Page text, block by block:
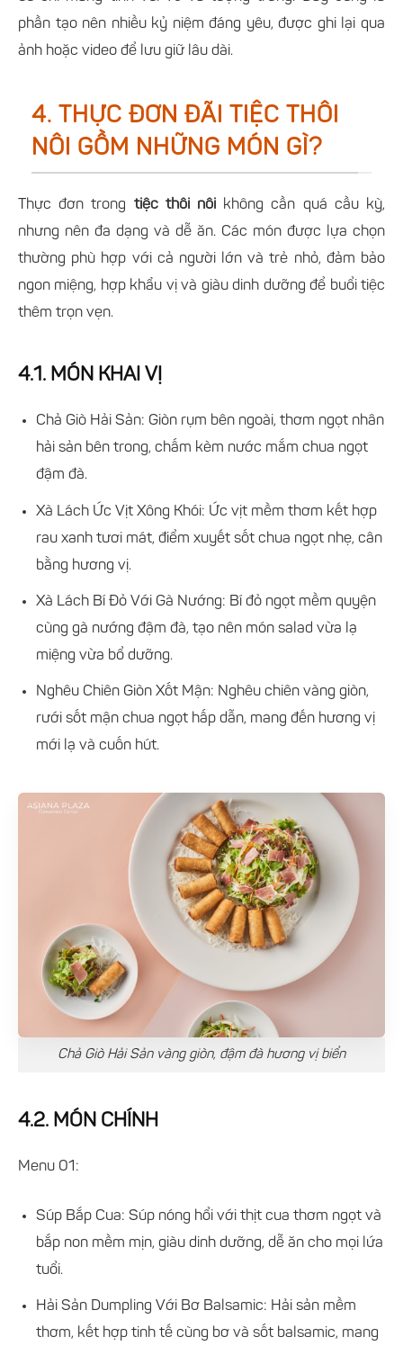
phần tạo nên nhiều kỷ niệm đáng yêu, được ghi lại qua
ảnh hoặc video để lưu giữ lâu dài.
4. THỰC ĐƠN ĐÃI TIỆC THÔI
NÔI GỒM NHỮNG MÓN GÌ?
Thực đơn trong tiệc thôi nôi không cần quá cầu kỳ,
nhưng nên đa dạng và dễ ăn. Các món được lựa chọn
thường phù hợp với cả người lớn và trẻ nhỏ, đảm bảo
ngon miệng, hợp khẩu vị và giàu dinh dưỡng để buổi tiệc
thêm trọn vẹn.
4.1. MÓN KHAI VỊ
Chả Giò Hải Sản: Giòn rụm bên ngoài, thơm ngọt nhân
hải sản bên trong, chấm kèm nước mắm chua ngọt
đậm đà.
Xà Lách Ức Vịt Xông Khói: Ức vịt mềm thơm kết hợp
rau xanh tươi mát, điểm xuyết sốt chua ngọt nhẹ, cân
bằng hương vị.
Xà Lách Bí Đỏ Với Gà Nướng: Bí đỏ ngọt mềm quyện
cùng gà nướng đậm đà, tạo nên món salad vừa lạ
miệng vừa bổ dưỡng.
Nghêu Chiên Giòn Xốt Mận: Nghêu chiên vàng giòn,
rưới sốt mận chua ngọt hấp dẫn, mang đến hương vị
mới lạ và cuốn hút.
Chả Giò Hải Sản vàng giòn, đậm đà hương vị biển
4.2. MÓN CHÍNH
Menu 01:
Súp Bắp Cua: Súp nóng hổi với thịt cua thơm ngọt và
bắp non mềm mịn, giàu dinh dưỡng, dễ ăn cho mọi lứa
tuổi.
Hải Sản Dumpling Với Bơ Balsamic: Hải sản mềm
thơm, kết hợp tinh tế cùng bơ và sốt balsamic, mang